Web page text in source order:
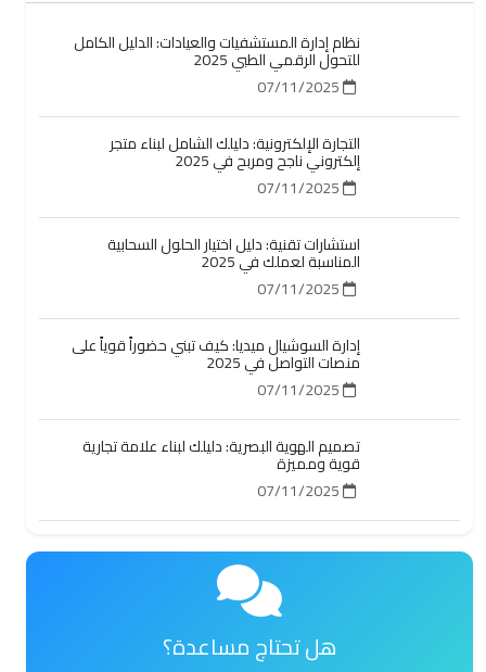
نظام إدارة المستشفيات والعيادات: الدليل الكامل
للتحول الرقمي الطبي 2025
التجارة الإلكترونية: دليلك الشامل لبناء متجر
إلكتروني ناجح ومربح في 2025
استشارات تقنية: دليل اختيار الحلول السحابية
المناسبة لعملك في 2025
إدارة السوشيال ميديا: كيف تبني حضوراً قوياً على
منصات التواصل في 2025
تصميم الهوية البصرية: دليلك لبناء علامة تجارية
قوية ومميزة
هل تحتاج مساعدة؟